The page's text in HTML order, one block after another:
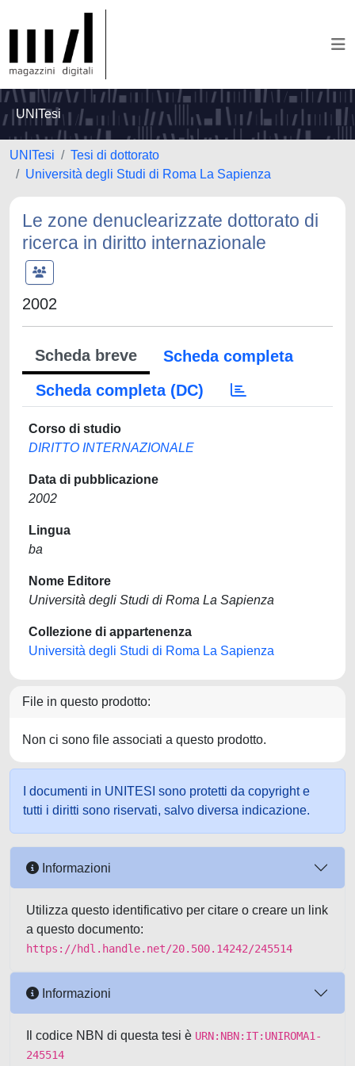
UNITesi
UNITesi
Tesi di dottorato
Università degli Studi di Roma La Sapienza
Le zone denuclearizzate dottorato di
ricerca in diritto internazionale
2002
Scheda breve
Scheda completa
Scheda completa (DC)
Corso di studio
DIRITTO INTERNAZIONALE
Data di pubblicazione
2002
Lingua
ba
Nome Editore
Università degli Studi di Roma La Sapienza
Collezione di appartenenza
Università degli Studi di Roma La Sapienza
File in questo prodotto:
Non ci sono file associati a questo prodotto.
I documenti in UNITESI sono protetti da copyright e
tutti i diritti sono riservati, salvo diversa indicazione.
Informazioni
Utilizza questo identificativo per citare o creare un link
a questo documento:
https://hdl.handle.net/20.500.14242/245514
Informazioni
Il codice NBN di questa tesi è URN:NBN:IT:UNIROMA1-
245514